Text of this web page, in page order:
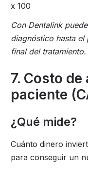
x 100
Con Dentalink
diagnóstico hasta el
final del
7. Costo
paciente
¿Qué mide?
Cuánto dinero
para conseguir un